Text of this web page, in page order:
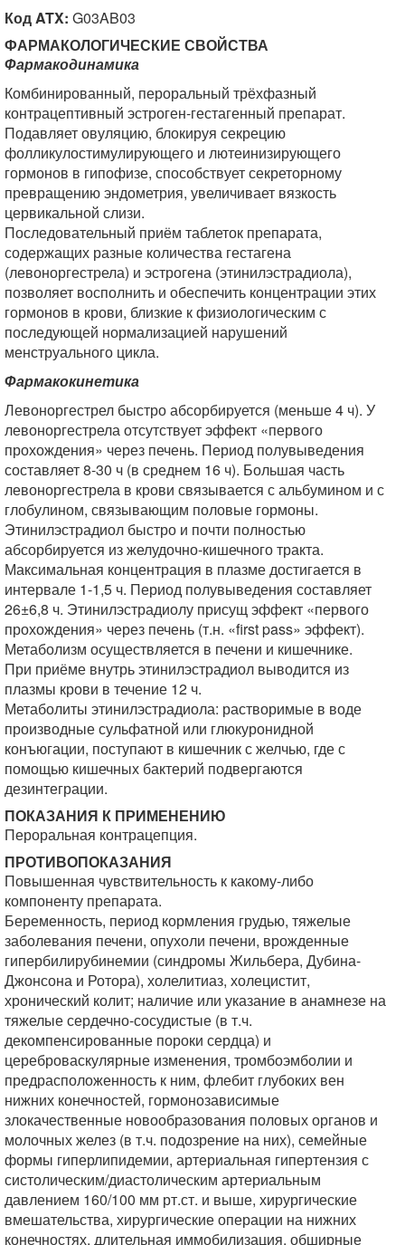
Код ATX: G03AB03
ФАРМАКОЛОГИЧЕСКИЕ СВОЙСТВА
Фармакодинамика
Комбинированный, пероральный трёхфазный
контрацептивный эстроген-гестагенный препарат.
Подавляет овуляцию, блокируя секрецию
фолликулостимулирующего и лютеинизирующего
гормонов в гипофизе, способствует секреторному
превращению эндометрия, увеличивает вязкость
цервикальной слизи.
Последовательный приём таблеток препарата,
содержащих разные количества гестагена
(левоноргестрела) и эстрогена (этинилэстрадиола),
позволяет восполнить и обеспечить концентрации этих
гормонов в крови, близкие к физиологическим с
последующей нормализацией нарушений
менструального цикла.
Фармакокинетика
Левоноргестрел быстро абсорбируется (меньше 4 ч). У
левоноргестрела отсутствует эффект «первого
прохождения» через печень. Период полувыведения
составляет 8-30 ч (в среднем 16 ч). Большая часть
левоноргестрела в крови связывается с альбумином и с
глобулином, связывающим половые гормоны.
Этинилэстрадиол быстро и почти полностью
абсорбируется из желудочно-кишечного тракта.
Максимальная концентрация в плазме достигается в
интервале 1-1,5 ч. Период полувыведения составляет
26±6,8 ч. Этинилэстрадиолу присущ эффект «первого
прохождения» через печень (т.н. «first pass» эффект).
Метаболизм осуществляется в печени и кишечнике.
При приёме внутрь этинилэстрадиол выводится из
плазмы крови в течение 12 ч.
Метаболиты этинилэстрадиола: растворимые в воде
производные сульфатной или глюкуронидной
конъюгации, поступают в кишечник с желчью, где с
помощью кишечных бактерий подвергаются
дезинтеграции.
ПОКАЗАНИЯ К ПРИМЕНЕНИЮ
Пероральная контрацепция.
ПРОТИВОПОКАЗАНИЯ
Повышенная чувствительность к какому-либо
компоненту препарата.
Беременность, период кормления грудью, тяжелые
заболевания печени, опухоли печени, врожденные
гипербилирубинемии (синдромы Жильбера, Дубина-
Джонсона и Ротора), холелитиаз, холецистит,
хронический колит; наличие или указание в анамнезе на
тяжелые сердечно-сосудистые (в т.ч.
декомпенсированные пороки сердца) и
цереброваскулярные изменения, тромбоэмболии и
предрасположенность к ним, флебит глубоких вен
нижних конечностей, гормонозависимые
злокачественные новообразования половых органов и
молочных желез (в т.ч. подозрение на них), семейные
формы гиперлипидемии, артериальная гипертензия с
систолическим/диастолическим артериальным
давлением 160/100 мм рт.ст. и выше, хирургические
вмешательства, хирургические операции на нижних
конечностях, длительная иммобилизация, обширные